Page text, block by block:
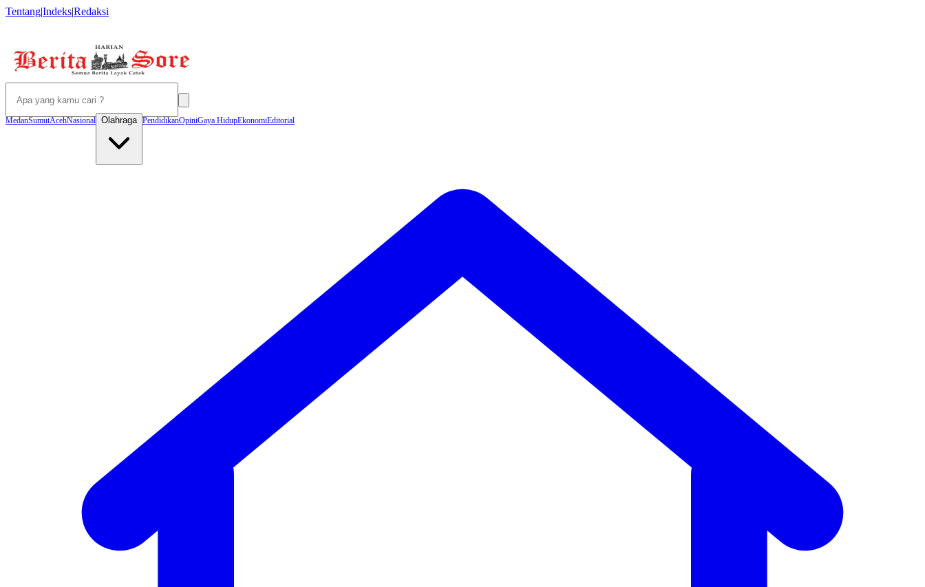
Tentang|Indeks|Redaksi
MedanSumutAcehNasional Olahraga PendidikanOpiniGaya HidupEkonomiEditorial